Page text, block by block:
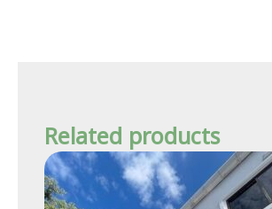
Related products